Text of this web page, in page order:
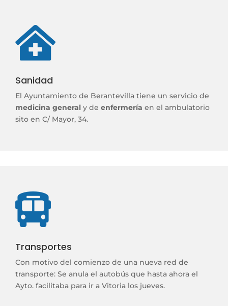

Sanidad
El Ayuntamiento de Berantevilla tiene un servicio de
medicina general y de enfermería en el ambulatorio
sito en C/ Mayor, 34.

Transportes
Con motivo del comienzo de una nueva red de
transporte: Se anula el autobús que hasta ahora el
Ayto. facilitaba para ir a Vitoria los jueves.